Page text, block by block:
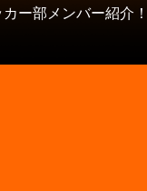
ー部メンバー紹介